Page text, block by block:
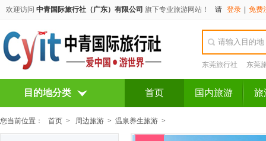
欢迎访问 中青国际旅行社（广东）有限公司 旗下专业旅游网站！ 请 登录 免费
东莞旅行社 东莞
目的地分类 首页 国内旅游 旅
您当前位置： 首页 > 周边旅游 > 温泉养生旅游 >